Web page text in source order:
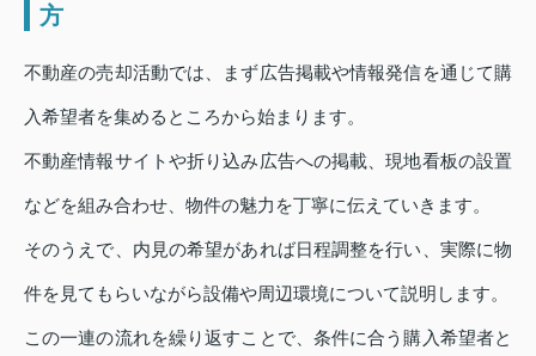
方
不動産の売却活動では、まず広告掲載や情報発信を通じて購
入希望者を集めるところから始まります。
不動産情報サイトや折り込み広告への掲載、現地看板の設置
などを組み合わせ、物件の魅力を丁寧に伝えていきます。
そのうえで、内見の希望があれば日程調整を行い、実際に物
件を見てもらいながら設備や周辺環境について説明します。
この一連の流れを繰り返すことで、条件に合う購入希望者と